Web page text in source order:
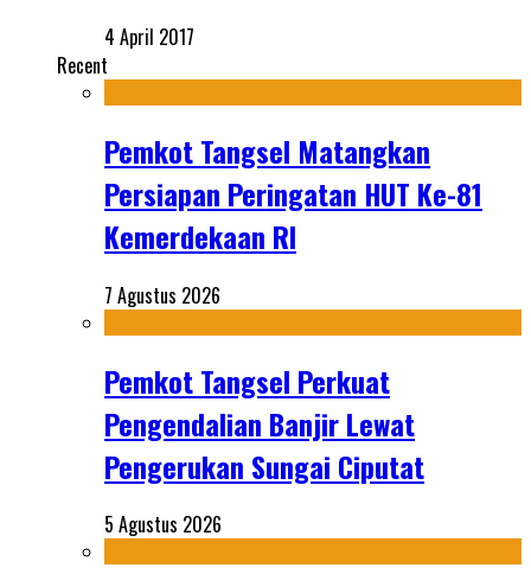
4 April 2017
Recent
Pemkot Tangsel Matangkan
Persiapan Peringatan HUT Ke-81
Kemerdekaan RI
7 Agustus 2026
Pemkot Tangsel Perkuat
Pengendalian Banjir Lewat
Pengerukan Sungai Ciputat
5 Agustus 2026